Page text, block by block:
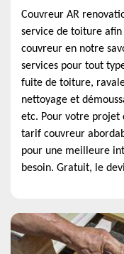
Couvreur AR
service de toiture
couvreur en notre
services pour tout
fuite de toiture,
nettoyage et
etc. Pour votre projet
tarif couvreur
pour une meilleure
besoin. Gratuit, le